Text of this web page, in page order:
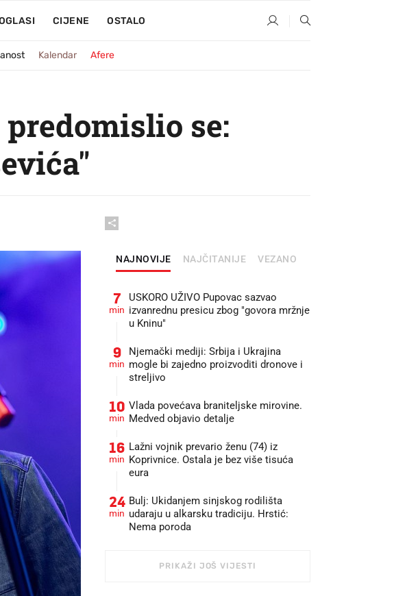
CIJENE OSTALO
Kalendar Afere
se:
NAJNOVIJE NAJČITANIJE VEZANO
7
min
USKORO UŽIVO Pupovac sazvao
izvanrednu presicu zbog "govora mržnje
u Kninu"
9
min
Njemački mediji: Srbija i Ukrajina
mogle bi zajedno proizvoditi dronove i
streljivo
10
min
Vlada povećava braniteljske mirovine.
Medved objavio detalje
16
min
Lažni vojnik prevario ženu (74) iz
Koprivnice. Ostala je bez više tisuća
eura
24
min
Bulj: Ukidanjem sinjskog rodilišta
udaraju u alkarsku tradiciju. Hrstić:
Nema poroda
PRIKAŽI JOŠ VIJESTI